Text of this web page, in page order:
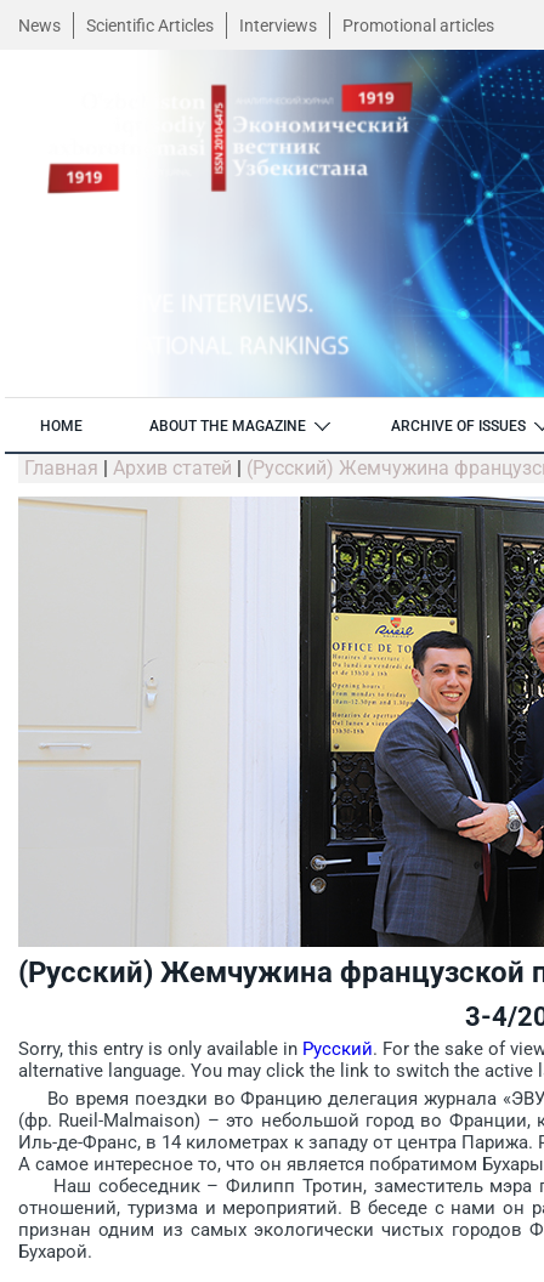
News Scientific Articles Interviews Promotional articles
HOME ABOUT THE MAGAZINE ARCHIVE OF ISSUES
Главная | Архив статей | (Русский) Жемчужина
(Русский) Жемчужина французской
3-4/
Sorry, this entry is only available in Русский. For the sake of
alternative language. You may click the link to switch the active
Во время поездки во Францию делегация журнала
(фр. Rueil-Malmaison) – это небольшой город во Франции,
Иль-де-Франс, в 14 километрах к западу от центра
А самое интересное то, что он является побратимом
Наш собеседник – Филипп Тротин, заместитель мэра
отношений, туризма и мероприятий. В беседе с нами он
признан одним из самых экологически чистых городов
Бухарой.